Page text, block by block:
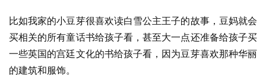
比如我家的小豆芽很喜欢读白雪公主王子的故事，豆妈就会
买相关的所有童话书给孩子看，甚至大一点还准备给孩子买
一些英国的宫廷文化的书给孩子看，因为豆芽喜欢那种华丽
的建筑和服饰。